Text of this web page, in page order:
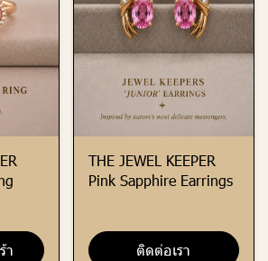
า
THE JEWEL KEEPER
Pink Sapphire Earrings
ติดต่อเรา